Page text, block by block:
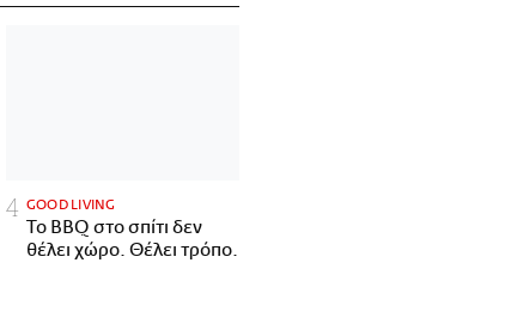
GOOD LIVING
Το BBQ στο σπίτι δεν
θέλει χώρο. Θέλει τρόπο.